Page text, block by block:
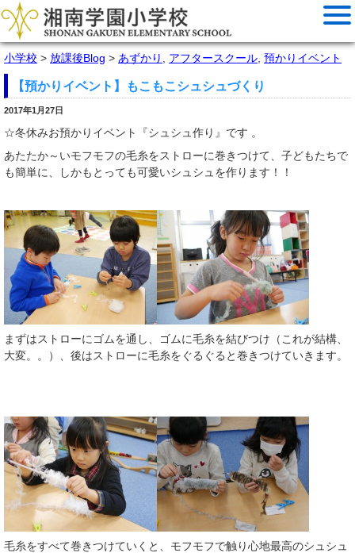
小学校 > 放課後Blog > あずかり アフタースクール 預かりイベント
【預かりイベント】もこもこシュシュづくり
2017年1月27日
☆冬休みお預かりイベント『シュシュ作り』です 。
あたたか～いモフモフの毛糸をストローに巻きつけて、子どもたちで
も簡単に、しかもとっても可愛いシュシュを作ります！！
まずはストローにゴムを通し、ゴムに毛糸を結びつけ（これが結構、
大変。。）、後はストローに毛糸をぐるぐると巻きつけていきます。
毛糸をすべて巻きつけていくと、モフモフで触り心地最高のシュシュ